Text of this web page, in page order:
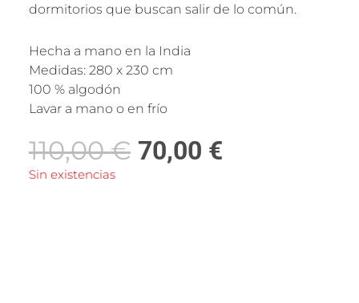
dormitorios que buscan salir de lo común.
Hecha a mano en la India
Medidas: 280 x 230 cm
100 % algodón
Lavar a mano o en frío
110,00€ El
precio
70,00 €El
precio
Sin existencias